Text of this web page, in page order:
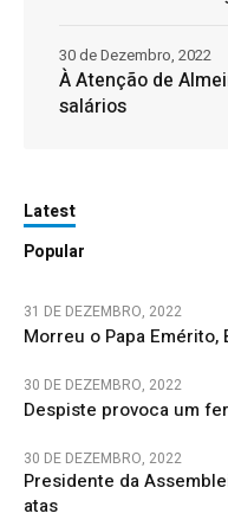
À Atenção de
salários
30 de Dezembro, 2022
Latest
Popular
31 DE DEZEMBRO, 2022
Morreu o Papa Emérito,
30 DE DEZEMBRO, 2022
Despiste provoca um
30 DE DEZEMBRO, 2022
Presidente da
atas